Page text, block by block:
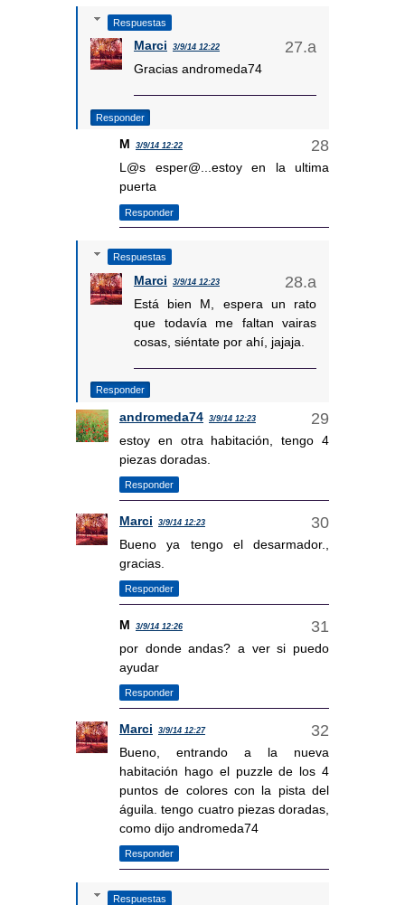
Respuestas
Marci 3/9/14 12:22
Gracias andromeda74
Responder
M 3/9/14 12:22
L@s esper@...estoy en la ultima
puerta
Responder
Respuestas
Marci 3/9/14 12:23
Está bien M, espera un rato
que todavía me faltan vairas
cosas, siéntate por ahí, jajaja.
Responder
andromeda74 3/9/14 12:23
estoy en otra habitación, tengo 4
piezas doradas.
Responder
Marci 3/9/14 12:23
Bueno ya tengo el desarmador.,
gracias.
Responder
M 3/9/14 12:26
por donde andas? a ver si puedo
ayudar
Responder
Marci 3/9/14 12:27
Bueno, entrando a la nueva
habitación hago el puzzle de los 4
puntos de colores con la pista del
águila. tengo cuatro piezas doradas,
como dijo andromeda74
Responder
Respuestas